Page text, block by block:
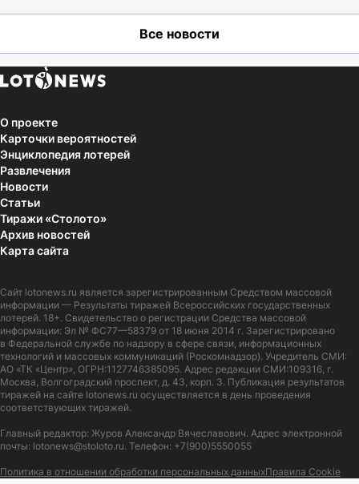
Все новости
О проекте
Карточки вероятностей
Энциклопедия лотерей
Развлечения
Новости
Статьи
Тиражи «Столото»
Архив новостей
Карта сайта
Сайт lotonews.ru является зарегистрированным Средством массовой
информации — Результаты тиражей Всероссийских государственных
лотерей. 18+. Свидетельство о регистрации Средства массовой
информации: Эл № ФС77—58379 от 18 июня 2014 г. Зарегистрировано
в Федеральной службе по надзору в сфере связи, информационных
технологий и массовых коммуникаций (Роскомнадзор). Учредитель СМИ:
АО «ТК «Центр», ОГРН:1127746385095. Адрес редакции СМИ:109316, г.
Москва, Волгоградский проспект, д. 43, корп. 3. Публикация результатов
тиражей на сайте lotonews.ru осуществляется в день проведения
соответствующих тиражей.
Главный редактор: Журов Александр Вячеславович. Адрес электронной
почты: lotonews@stoloto.ru. Телефон: +7(900)5550055
Политика в отношении обработки персональных данныхПравила Cookie